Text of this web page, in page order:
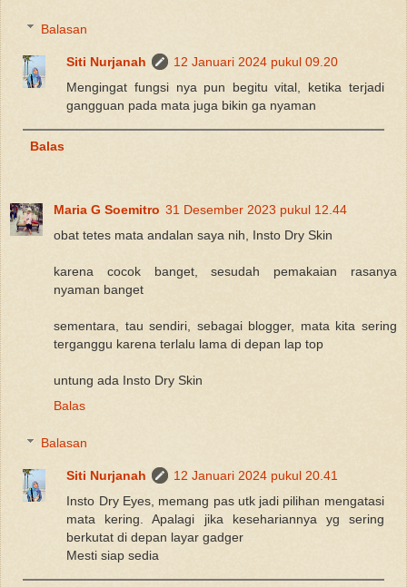
Balasan
Siti Nurjanah
12 Januari 2024 pukul 09.20
Mengingat fungsi nya pun begitu vital, ketika terjadi
gangguan pada mata juga bikin ga nyaman
Balas
Maria G Soemitro 31 Desember 2023 pukul 12.44
obat tetes mata andalan saya nih, Insto Dry Skin
karena cocok banget, sesudah pemakaian rasanya
nyaman banget
sementara, tau sendiri, sebagai blogger, mata kita sering
terganggu karena terlalu lama di depan lap top
untung ada Insto Dry Skin
Balas
Balasan
Siti Nurjanah
12 Januari 2024 pukul 20.41
Insto Dry Eyes, memang pas utk jadi pilihan mengatasi
mata kering. Apalagi jika kesehariannya yg sering
berkutat di depan layar gadger
Mesti siap sedia